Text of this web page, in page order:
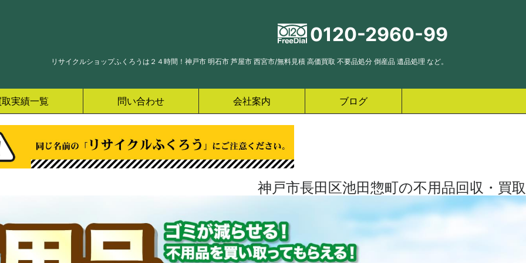
0120-2960-99
リサイクルショップふくろうは２４時間！神戸市 明石市 芦屋市 西宮市/無料見積 高価買取 不要品処分 倒産品 遺品処理 など。
実績一覧 問い合わせ 会社案内 ブログ
神戸市長田区池田惣町の不用品回収・買取